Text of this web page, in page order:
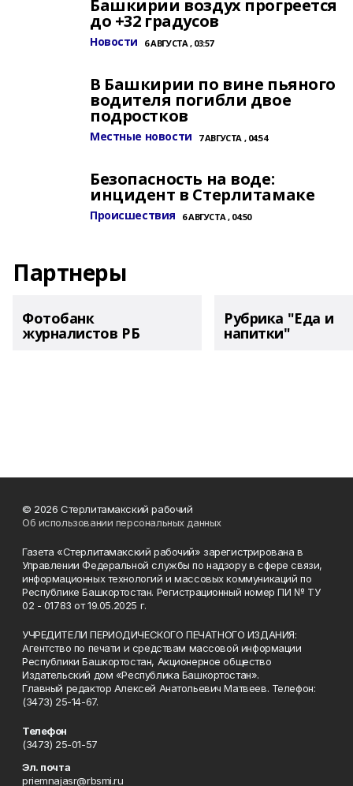
Башкирии воздух прогреется
до +32 градусов
Новости 6 АВГУСТА , 03:57
В Башкирии по вине пьяного
водителя погибли двое
подростков
Местные новости 7 АВГУСТА , 04:54
Безопасность на воде:
инцидент в Стерлитамаке
Происшествия 6 АВГУСТА , 04:50
Партнеры
Фотобанк
журналистов РБ
Рубрика "Еда и
напитки"
© 2026 Стерлитамакский рабочий
Об использовании персональных данных
Газета «Стерлитамакский рабочий» зарегистрирована в
Управлении Федеральной службы по надзору в сфере связи,
информационных технологий и массовых коммуникаций по
Республике Башкортостан. Регистрационный номер ПИ № ТУ
02 - 01783 от 19.05.2025 г.
УЧРЕДИТЕЛИ ПЕРИОДИЧЕСКОГО ПЕЧАТНОГО ИЗДАНИЯ:
Агентство по печати и средствам массовой информации
Республики Башкортостан, Акционерное общество
Издательский дом «Республика Башкортостан».
Главный редактор Алексей Анатольевич Матвеев. Телефон:
(3473) 25-14-67.
Телефон
(3473) 25-01-57
Эл. почта
priemnajasr@rbsmi.ru